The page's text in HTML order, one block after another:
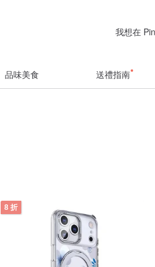
我想在
品味美食 送禮指南
8 折